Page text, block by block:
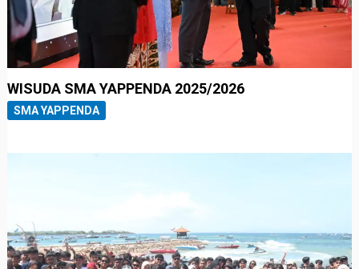
WISUDA SMA YAPPENDA 2025/2026
SMA YAPPENDA